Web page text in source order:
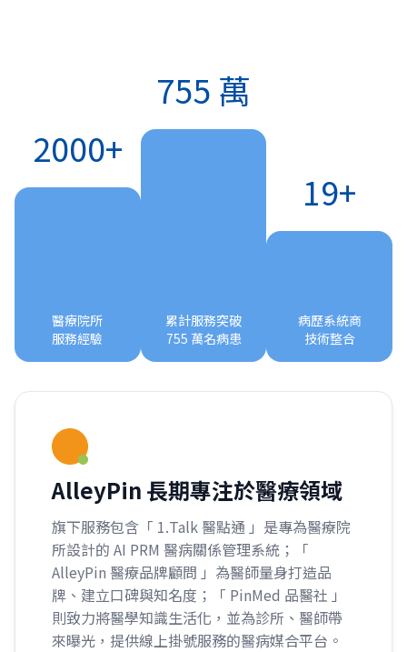
2000+
醫療院所
服務經驗
755 萬
累計服務突破
755 萬名病患
19+
病歷系統商
技術整合
AlleyPin 長期專注於醫療領域
旗下服務包含「 1.Talk 醫點通 」是專為醫療院
所設計的 AI PRM 醫病關係管理系統；「
AlleyPin 醫療品牌顧問 」為醫師量身打造品
牌、建立口碑與知名度；「 PinMed 品醫社 」
則致力將醫學知識生活化，並為診所、醫師帶
來曝光，提供線上掛號服務的醫病媒合平台。